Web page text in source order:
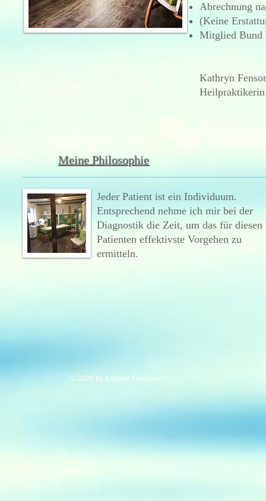
Abrechnung
(Keine
Mitglied Bund
Kathryn
Heilpraktikerin
Meine Philosophie
Jeder Patient ist ein Individuum.
Entsprechend nehme ich mir bei der
Diagnostik die Zeit, um das für diesen
Patienten effektivste Vorgehen zu
ermitteln.
© 2020 by Kathryn Fensome.